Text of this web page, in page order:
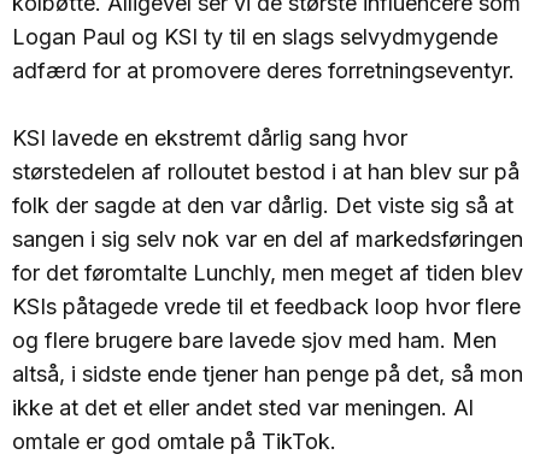
Logan Paul og KSI ty til en slags selvydmygende
adfærd for at promovere deres forretningseventyr.
KSI lavede en ekstremt dårlig sang hvor
størstedelen af rolloutet bestod i at han blev sur på
folk der sagde at den var dårlig. Det viste sig så at
sangen i sig selv nok var en del af markedsføringen
for det føromtalte Lunchly, men meget af tiden blev
KSIs påtagede vrede til et feedback loop hvor flere
og flere brugere bare lavede sjov med ham. Men
altså, i sidste ende tjener han penge på det, så mon
ikke at det et eller andet sted var meningen. Al
omtale er god omtale på TikTok.